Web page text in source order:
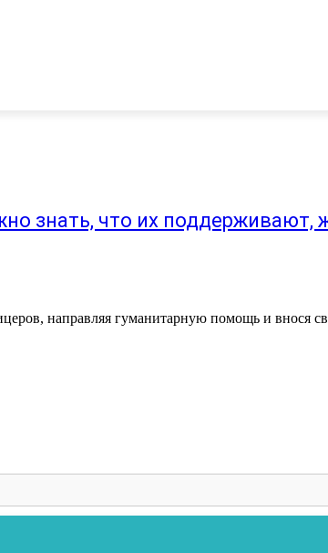
знать, что их поддерживают,
направляя гуманитарную помощь и внося